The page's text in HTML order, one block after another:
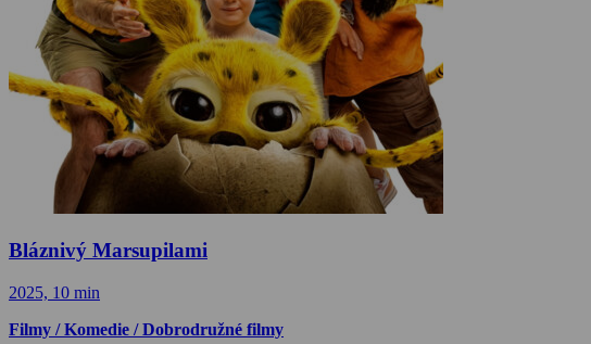
Bláznivý Marsupilami
2025, 10 min
Filmy / Komedie / Dobrodružné filmy